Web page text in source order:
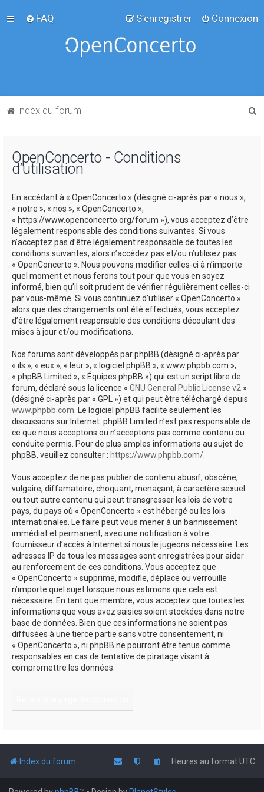
FAQ Connexion
S’enregistrer
Index du forum
OpenConcerto - Conditions
d’utilisation
En accédant à « OpenConcerto » (désigné ci-après par « nous »,
« notre », « nos », « OpenConcerto »,
« https://www.openconcerto.org/forum »), vous acceptez d’être
légalement responsable des conditions suivantes. Si vous
n’acceptez pas d’être légalement responsable de toutes les
conditions suivantes, alors n’accédez pas et/ou n’utilisez pas
« OpenConcerto ». Nous pouvons modifier celles-ci à n’importe
quel moment et nous ferons tout pour que vous en soyez
informé, bien qu’il soit prudent de vérifier régulièrement celles-ci
par vous-même. Si vous continuez d’utiliser « OpenConcerto »
alors que des changements ont été effectués, vous acceptez
d’être légalement responsable des conditions découlant des
mises à jour et/ou modifications.
Nos forums sont développés par phpBB (désigné ci-après par
« ils », « eux », « leur », « logiciel phpBB », « www.phpbb.com »,
« phpBB Limited », « Équipes phpBB ») qui est un script libre de
forum, déclaré sous la licence « GNU General Public License v2 »
(désigné ci-après par « GPL ») et qui peut être téléchargé depuis
www.phpbb.com. Le logiciel phpBB facilite seulement les
discussions sur Internet. phpBB Limited n’est pas responsable de
ce que nous acceptons ou n’acceptons pas comme contenu ou
conduite permis. Pour de plus amples informations au sujet de
phpBB, veuillez consulter : https://www.phpbb.com/.
Vous acceptez de ne pas publier de contenu abusif, obscène,
vulgaire, diffamatoire, choquant, menaçant, à caractère sexuel
ou tout autre contenu qui peut transgresser les lois de votre
pays, du pays où « OpenConcerto » est hébergé ou les lois
internationales. Le faire peut vous mener à un bannissement
immédiat et permanent, avec une notification à votre
fournisseur d’accès à Internet si nous le jugeons nécessaire. Les
adresses IP de tous les messages sont enregistrées pour aider
au renforcement de ces conditions. Vous acceptez que
« OpenConcerto » supprime, modifie, déplace ou verrouille
n’importe quel sujet lorsque nous estimons que cela est
nécessaire. En tant que membre, vous acceptez que toutes les
informations que vous avez saisies soient stockées dans notre
base de données. Bien que ces informations ne soient pas
diffusées à une tierce partie sans votre consentement, ni
« OpenConcerto », ni phpBB ne pourront être tenus comme
responsables en cas de tentative de piratage visant à
compromettre les données.
Index du forum Heures au formatUTC